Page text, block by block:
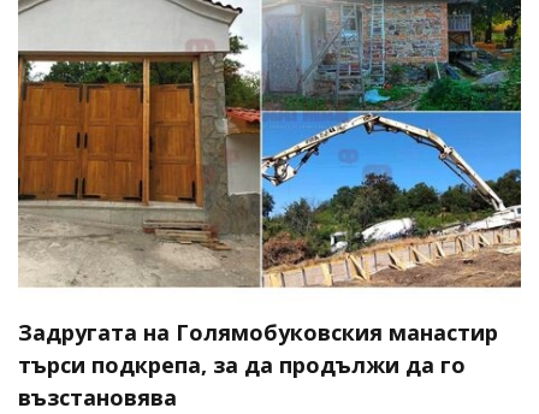
Задругата на Голямобуковския манастир
търси подкрепа, за да продължи да го
възстановява